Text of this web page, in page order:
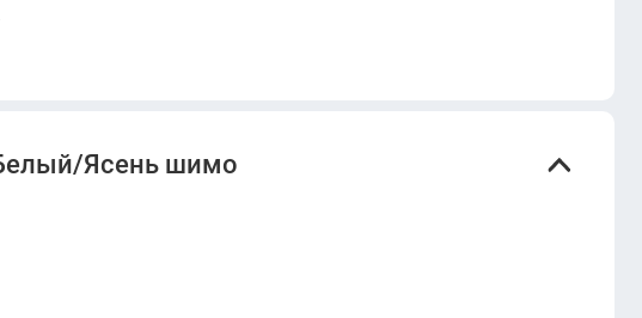
Белый/Ясень шимо